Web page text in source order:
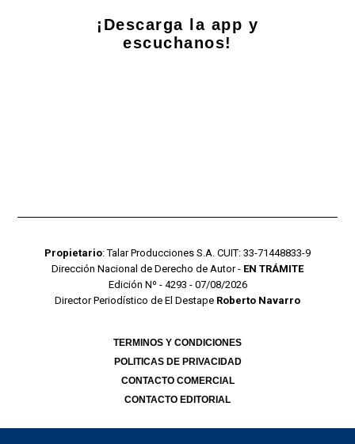
¡Descarga la app y
escuchanos!
Propietario: Talar Producciones S.A. CUIT: 33-71448833-9
Dirección Nacional de Derecho de Autor - EN TRÁMITE
Edición Nº - 4293 - 07/08/2026
Director Periodístico de El Destape Roberto Navarro
TERMINOS Y CONDICIONES
POLITICAS DE PRIVACIDAD
CONTACTO COMERCIAL
CONTACTO EDITORIAL